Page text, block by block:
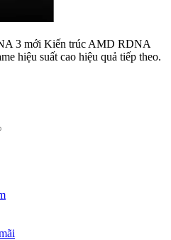
3 mới Kiến trúc AMD RDNA
hiệu suất cao hiệu quả tiếp theo.